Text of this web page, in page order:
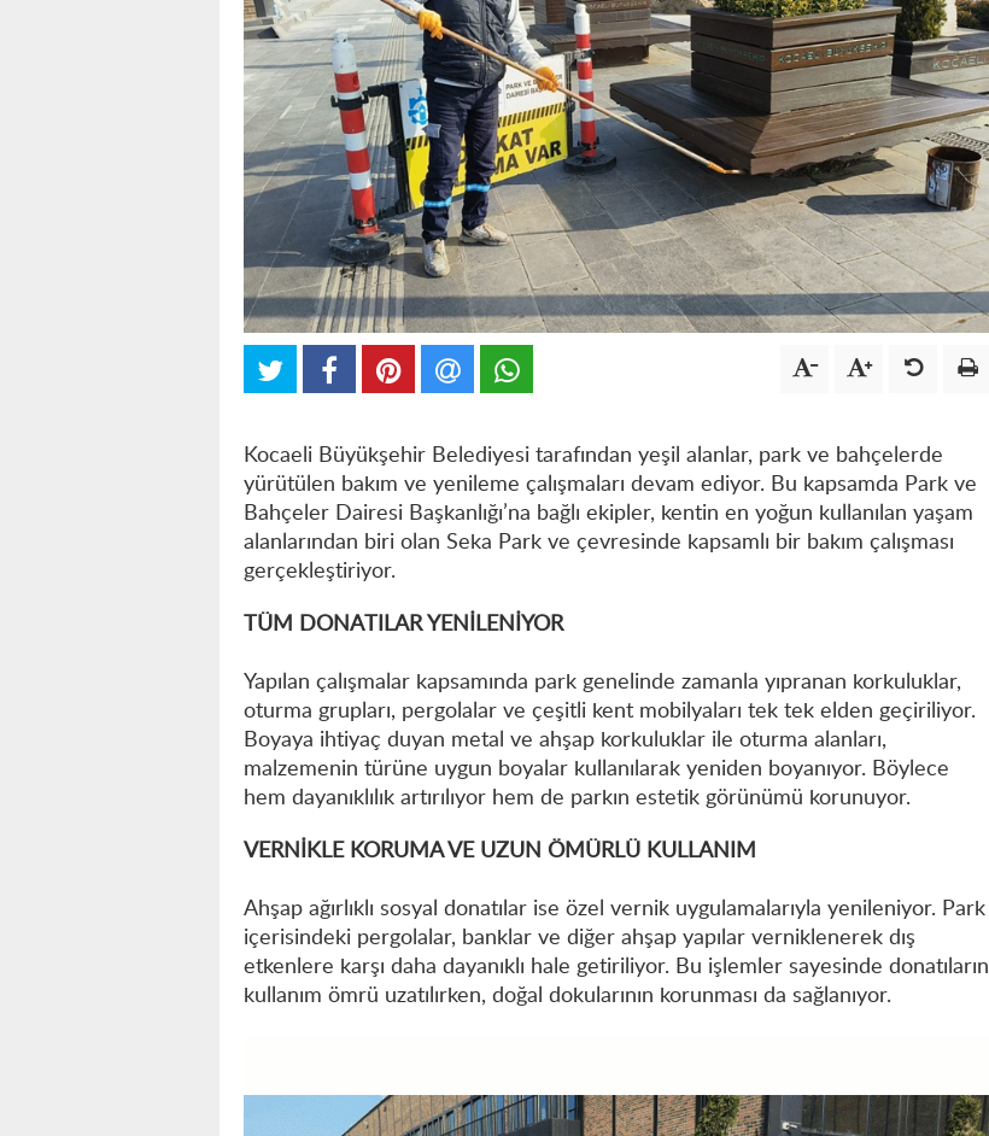
Kocaeli Büyükşehir Belediyesi tarafından yeşil alanlar, park ve bahçelerde
yürütülen bakım ve yenileme çalışmaları devam ediyor. Bu kapsamda Park ve
Bahçeler Dairesi Başkanlığı’na bağlı ekipler, kentin en yoğun kullanılan yaşam
alanlarından biri olan Seka Park ve çevresinde kapsamlı bir bakım çalışması
gerçekleştiriyor.
TÜM DONATILAR YENİLENİYOR
Yapılan çalışmalar kapsamında park genelinde zamanla yıpranan korkuluklar,
oturma grupları, pergolalar ve çeşitli kent mobilyaları tek tek elden geçiriliyor.
Boyaya ihtiyaç duyan metal ve ahşap korkuluklar ile oturma alanları,
malzemenin türüne uygun boyalar kullanılarak yeniden boyanıyor. Böylece
hem dayanıklılık artırılıyor hem de parkın estetik görünümü korunuyor.
VERNİKLE KORUMA VE UZUN ÖMÜRLÜ KULLANIM
Ahşap ağırlıklı sosyal donatılar ise özel vernik uygulamalarıyla yenileniyor. Park
içerisindeki pergolalar, banklar ve diğer ahşap yapılar verniklenerek dış
etkenlere karşı daha dayanıklı hale getiriliyor. Bu işlemler sayesinde donatıların
kullanım ömrü uzatılırken, doğal dokularının korunması da sağlanıyor.